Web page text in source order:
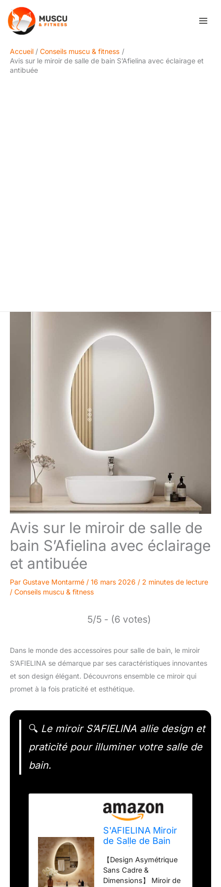
contenu
Accueil
Conseils muscu & fitness
Avis sur le miroir de salle de bain S’Afielina avec éclairage et
antibuée
Avis sur le miroir de salle de
bain S’Afielina avec éclairage
et antibuée
Par Gustave Montarmé / 16 mars 2026 / 2 minutes de lecture
/ Conseils muscu & fitness
5/5 - (6 votes)
Dans le monde des accessoires pour salle de bain, le miroir
S’AFIELINA se démarque par ses caractéristiques innovantes
et son design élégant. Découvrons ensemble ce miroir qui
promet à la fois praticité et esthétique.
🔍 Le miroir S’AFIELINA allie design et
praticité pour illuminer votre salle de
bain.
S'AFIELINA Miroir
de Salle de Bain
75×55 cm,
Asymétrique
【Design Asymétrique
Sans Cadre &
Dimensions】 Miroir de
Rechercher